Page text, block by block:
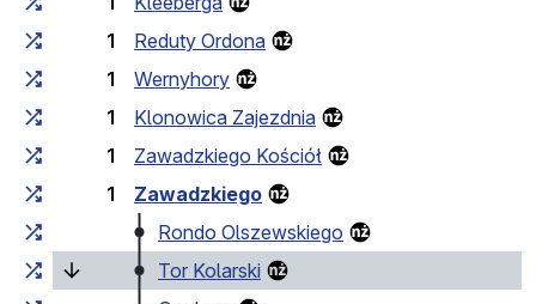
1
Reduty Ordona
1
Wernyhory
1
Klonowica Zajezdnia
1
Zawadzkiego Kościół
1
Zawadzkiego
Rondo Olszewskiego
Tor Kolarski